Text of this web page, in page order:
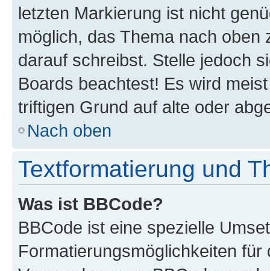
letzten Markierung ist nicht
möglich, das Thema nach oben
darauf schreibst. Stelle jedoch
Boards beachtest! Es wird
triftigen Grund auf alte oder
Nach oben
Textformatierung und
Was ist BBCode?
BBCode ist eine spezielle
Formatierungsmöglichkeiten